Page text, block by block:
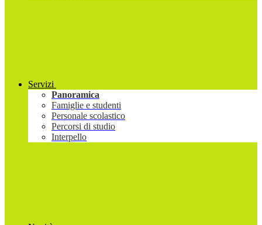
Servizi
Panoramica
Famiglie e studenti
Personale scolastico
Percorsi di studio
Interpello